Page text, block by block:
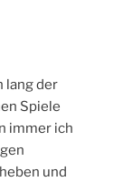
lang der
Spiele
immer ich
und